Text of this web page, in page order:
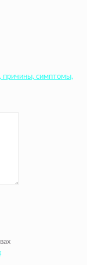
причины, симптомы,